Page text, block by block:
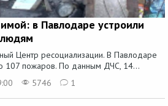
в Павлодаре устроили
Центр ресоциализации. В Павлодаре
107 пожаров. По данным ДЧС, 14...
5746 1